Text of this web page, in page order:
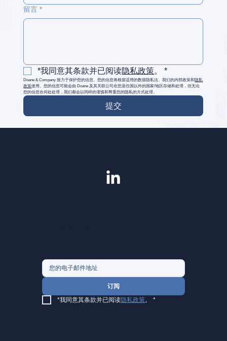
留言 *
*我同意其条款并已阅读隐私政策。 *
Doane & Company 致力于保护您的信息。您的信息将根据适用的数据隐私法、我们的内部政策和 隐私
政策使用。您的信息可能会由 Doane 及其关联公司在您居住国以外的国家/地区存储和处理，但无论
您的信息在何处处理，我们都会以同样的谨慎和尊重您的隐私的方式处理。
提交
订阅
*我同意其条款并已阅读隐私政策。 *